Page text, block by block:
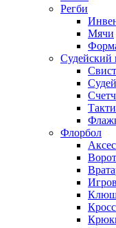
Регби
Мячи
Судейский
Флорбол